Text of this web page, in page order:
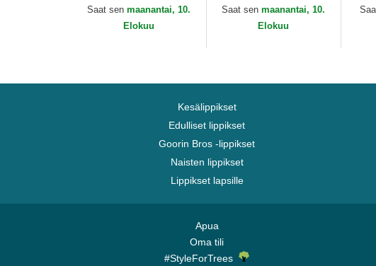
Orleans Pelicans NBA
Saat senmaanantai, 10.
Elokuu
Nuggets NBA New Era
Saat senmaanantai, 10.
Elokuu
Kesälippikset
Edulliset lippikset
Goorin Bros -lippikset
Naisten lippikset
Lippikset lapsille
Apua
Oma tili
#StyleForTrees